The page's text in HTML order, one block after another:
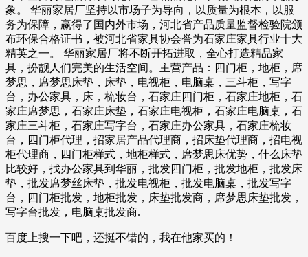
象。 华丽家居厂坚持以市场子为导向，以质量为根本，以服
务为保障，赢得了国内外市场，河北省产品质量监督检验院颁
布环保合格证书，被河北省家具协会誉为石家庄家具行业十大
精英之一。 华丽家居厂将不断开拓进取，全心打造精品家
具，扮靓人们完美的生活空间。主营产品：四门柜，地柜，席
梦思，席梦思床垫，床垫，电视柜，电脑桌，三斗柜，写字
台，办公家具，床，梳妆台，石家庄四门柜，石家庄地柜，石
家庄席梦思，石家庄床垫，石家庄电视柜，石家庄电脑桌，石
家庄三斗柜，石家庄写字台，石家庄办公家具，石家庄梳妆
台，四门柜代理，招家居产品代理商，招床垫代理商，招电视
柜代理商，四门柜样式，地柜样式，席梦思床优势，什么床垫
比较好，找办公家具到华丽，批发四门柜，批发地柜，批发床
垫，批发席梦丝床垫，批发电视柜，批发电脑桌，批发写字
台，四门柜批发，地柜批发，床垫批发商，席梦思床垫批发，
写字台批发，电脑桌批发商.
百度上搜一下吧，还挺不错的，我在他家买的！